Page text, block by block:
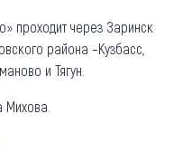
проходит через Заринск
района –Кузбасс,
и Тягун.
Михова.